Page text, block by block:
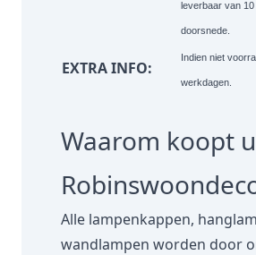
leverbaar van
doorsnede.
EXTRA INFO:
Indien niet
werkdagen.
Waarom koopt
Alle lampenkappen,
wandlampen worden door